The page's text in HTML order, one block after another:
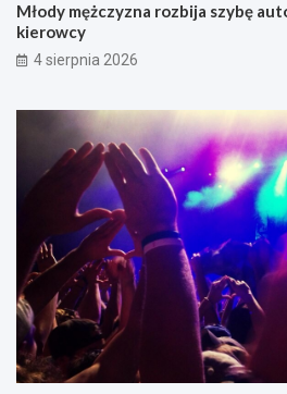
Młody mężczyzna rozbija szybę
kierowcy
4 sierpnia 2026